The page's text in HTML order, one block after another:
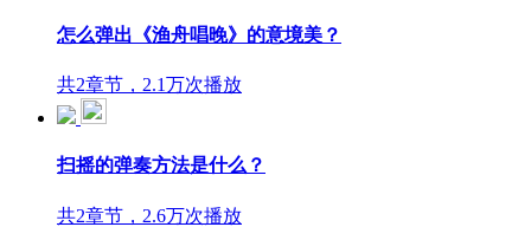
怎么弹出《渔舟唱晚》的意境美？
共2章节，2.1万次播放
扫摇的弹奏方法是什么？
共2章节，2.6万次播放